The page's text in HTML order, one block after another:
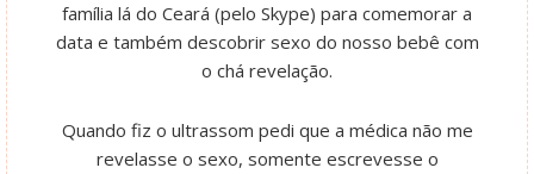
família lá do Ceará (pelo Skype) para comemorar a
data e também descobrir sexo do nosso bebê com
o chá revelação.
Quando fiz o ultrassom pedi que a médica não me
revelasse o sexo, somente escrevesse o